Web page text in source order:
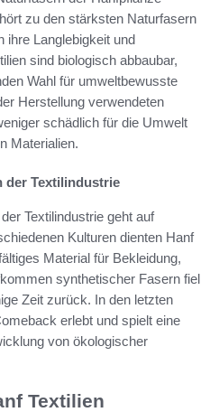
zu den stärksten Naturfasern
ihre Langlebigkeit und
sind biologisch abbaubar,
Wahl für umweltbewusste
Herstellung verwendeten
schädlich für die Umwelt
Materialien.
der Textilindustrie
Textilindustrie geht auf
Kulturen dienten Hanf
Material für Bekleidung,
synthetischer Fasern fiel
Zeit zurück. In den letzten
erlebt und spielt eine
von ökologischer
Textilien